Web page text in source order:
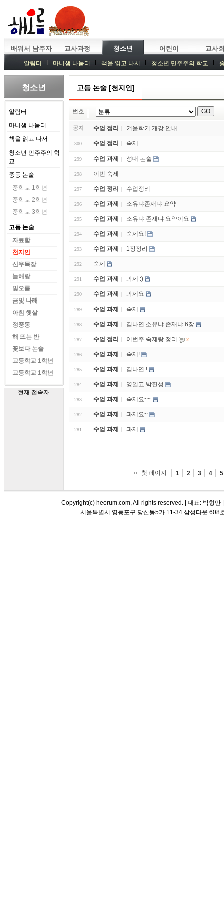
배워서 남주자 교사과정 청소년 어린이 교사
알림터 마니샘 나눔터 책을 읽고 나서 청소년 민주주의 학교
청소년
알림터
마니샘 나눔터
책을 읽고 나서
청소년 민주주의 학
교
중등 논술
중학교 1학년
중학교 2학년
중학교 3학년
고등 논술
자료함
천지인
신우목장
늘해랑
빛오름
금빛 나래
아침 햇살
정중동
해 뜨는 반
꽃보다 논술
고등학교 1학년
고등학교 1학년
현재 접속자
고등 논술 [천지인]
번호
공지 수업 정리 겨울학기 개강 안내
300 수업 정리 숙제
299 수업 과제 성대 논술
298 이번 숙제
297 수업 정리 수업정리
296 수업 과제 소유냐존재냐 요약
295 수업 과제 소유냐 존재냐 요약이요
294 수업 과제 숙제요!
293 수업 과제 1장정리
292 숙제
291 수업 과제 과제 :)
290 수업 과제 과제요
289 수업 과제 숙제
288 수업 과제 김나연 소유냐 존재냐 6장
287 수업 정리 이번주 숙제랑 정리 2
286 수업 과제 숙제!
285 수업 과제 김나연 !
284 수업 과제 영일고 박진성
283 수업 과제 숙제요~~
282 수업 과제 과제요~
281 수업 과제 과제
첫 페이지 1 2 3 4 5
Copyright(c) heorum.com, All rights reserved. | 대표: 박형
서울특별시 영등포구 당산동5가 11-34 삼성타운